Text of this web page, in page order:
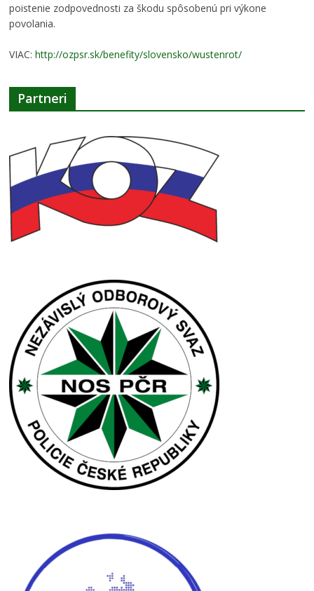
poistenie zodpovednosti za škodu spôsobenú pri výkone
povolania.
VIAC:http://ozpsr.sk/benefity/slovensko/wustenrot/
Partneri